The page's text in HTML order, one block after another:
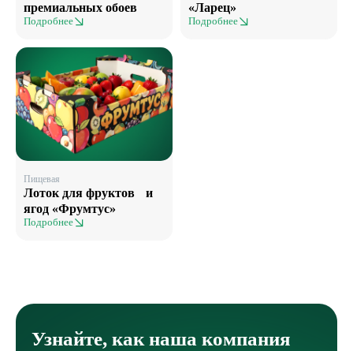
премиальных обоев
Подробнее
«Ларец»
Подробнее
Пищевая
Лоток для фруктов и
ягод «Фрумтус»
Подробнее
Узнайте, как наша компания